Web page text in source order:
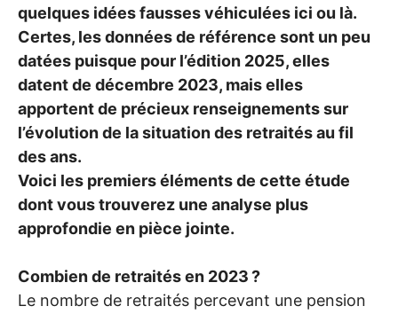
quelques idées fausses véhiculées ici ou là.
Certes, les données de référence sont un peu
datées puisque pour l’édition 2025, elles
datent de décembre 2023, mais elles
apportent de précieux renseignements sur
l’évolution de la situation des retraités au fil
des ans.
Voici les premiers éléments de cette étude
dont vous trouverez une analyse plus
approfondie en pièce jointe.
Combien de retraités en 2023?
Le nombre de retraités percevant une pension